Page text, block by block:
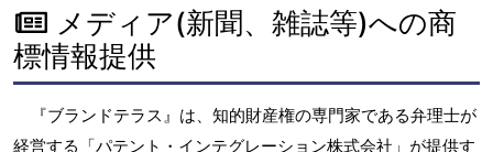
メディア(新聞、雑誌等)への商
標情報提供
『ブランドテラス』は、知的財産権の専門家である弁理士が
経営する「パテント・インテグレーション株式会社」が提供す